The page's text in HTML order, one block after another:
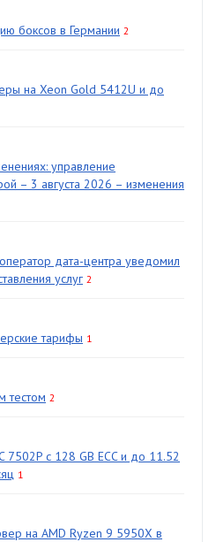
боксов в Германии 2
на Xeon Gold 5412U и до
управление
– 3 августа 2026 – изменения
дата-центра уведомил
услуг 2
тарифы 1
тестом 2
7502P с 128 GB ECC и до 11.52
1
на AMD Ryzen 9 5950X в